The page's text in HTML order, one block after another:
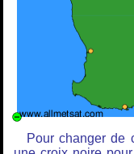
Pour changer de